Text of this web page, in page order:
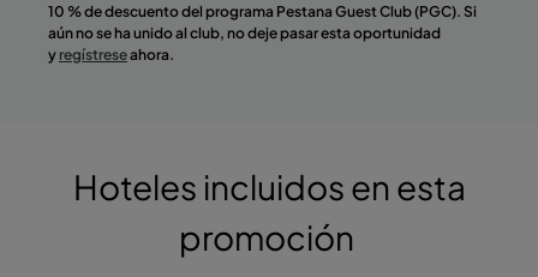
10 % de descuento del programa Pestana Guest Club (PGC). Si
aún no se ha unido al club, no deje pasar esta oportunidad
y regístreseahora.
Hoteles incluidos en esta
promoción